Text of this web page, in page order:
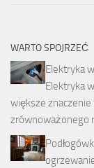
WARTO SPOJRZEĆ
Elektryka
Elektryka
większe
zrównoważonego